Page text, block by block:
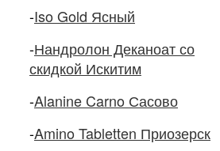
-Iso Gold Ясный
-Нандролон Деканоат со
скидкой Искитим
-Alanine Carno Сасово
-Amino Tabletten Приозерск